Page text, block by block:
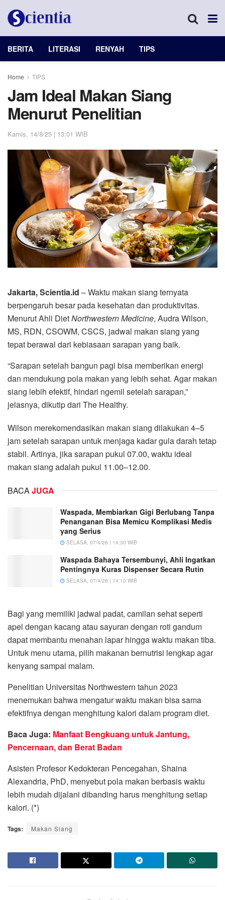
BERITA LITERASI RENYAH TIPS
Home TIPS
Jam Ideal Makan Siang
Menurut Penelitian
Kamis, 14/8/25 | 13:01 WIB
Jakarta, Scientia.id – Waktu makan siang ternyata
berpengaruh besar pada kesehatan dan produktivitas.
Menurut Ahli DietNorthwestern Medicine, Audra Wilson,
MS, RDN, CSOWM, CSCS, jadwal makan siang yang
tepat berawal dari kebiasaan sarapan yang baik.
“Sarapan setelah bangun pagi bisa memberikan energi
dan mendukung pola makan yang lebih sehat. Agar makan
siang lebih efektif, hindari ngemil setelah sarapan,”
jelasnya, dikutip dari The Healthy.
Wilson merekomendasikan makan siang dilakukan 4–5
jam setelah sarapan untuk menjaga kadar gula darah tetap
stabil. Artinya, jika sarapan pukul 07.00, waktu ideal
makan siang adalah pukul 11.00–12.00.
BACAJUGA
Waspada, Membiarkan Gigi Berlubang Tanpa
Penanganan Bisa Memicu Komplikasi Medis
yang Serius
SELASA, 07/4/26 | 14:30 WIB
Waspada Bahaya Tersembunyi, Ahli Ingatkan
Pentingnya Kuras Dispenser Secara Rutin
SELASA, 07/4/26 | 14:10 WIB
Bagi yang memiliki jadwal padat, camilan sehat seperti
apel dengan kacang atau sayuran dengan roti gandum
dapat membantu menahan lapar hingga waktu makan tiba.
Untuk menu utama, pilih makanan bernutrisi lengkap agar
kenyang sampai malam.
Penelitian Universitas Northwestern tahun 2023
menemukan bahwa mengatur waktu makan bisa sama
efektifnya dengan menghitung kalori dalam program diet.
Baca Juga: Manfaat Bengkuang untuk Jantung,
Pencernaan, dan Berat Badan
Asisten Profesor Kedokteran Pencegahan, Shaina
Alexandria, PhD, menyebut pola makan berbasis waktu
lebih mudah dijalani dibanding harus menghitung setiap
kalori. (*)
Tags: Makan Siang